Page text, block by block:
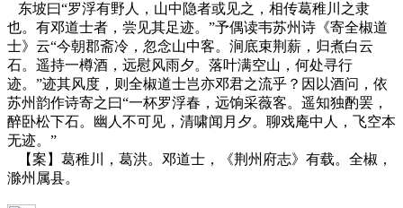
东坡曰“罗浮有野人，山中隐者或见之，相传葛稚川之隶
也。有邓道士者，尝见其足迹。”予偶读韦苏州诗《寄全椒道
士》云“今朝郡斋冷，忽念山中客。涧底束荆薪，归煮白云
石。遥持一樽酒，远慰风雨夕。落叶满空山，何处寻行
迹。”迹其风度，则全椒道士岂亦邓君之流乎？因以酒问，依
苏州韵作诗寄之曰“一杯罗浮春，远饷采薇客。遥知独酌罢，
醉卧松下石。幽人不可见，清啸闻月夕。聊戏庵中人，飞空本
无迹。”
【案】葛稚川，葛洪。邓道士，《荆州府志》有载。全椒，
滁州属县。